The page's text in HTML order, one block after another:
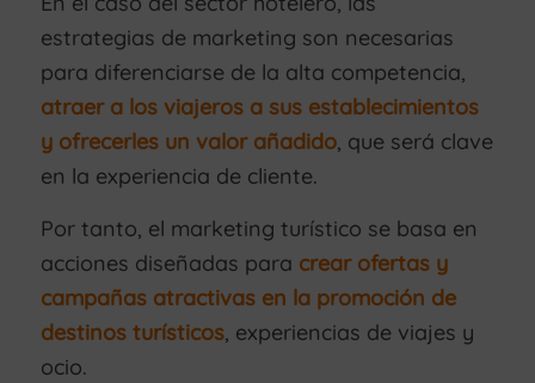
estrategias de marketing son necesarias
para diferenciarse de la alta competencia,
atraer a los viajeros a sus establecimientos
y ofrecerles un valor añadido, que será clave
en la experiencia de cliente.
Por tanto, el marketing turístico se basa en
acciones diseñadas para crear ofertas y
campañas atractivas en la promoción de
destinos turísticos, experiencias de viajes y
ocio.